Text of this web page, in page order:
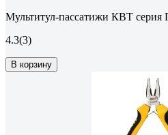
Мультитул-пассатижи КВТ
4.3(3)
В корзину